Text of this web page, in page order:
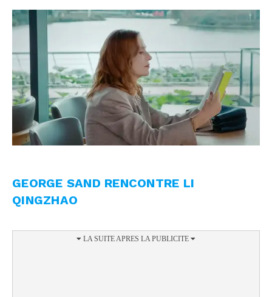
GEORGE SAND RENCONTRE LI
QINGZHAO